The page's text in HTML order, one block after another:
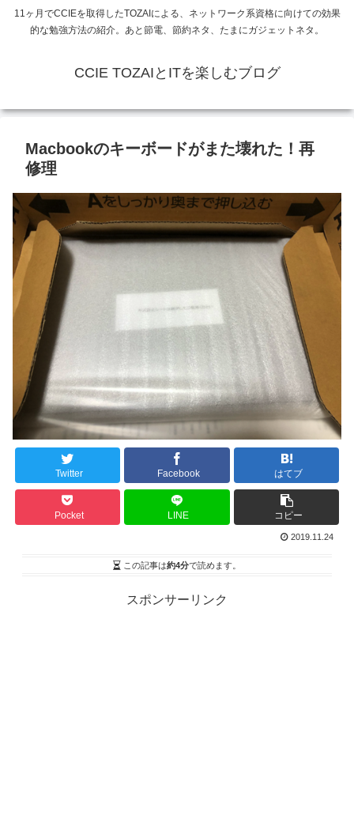
11ヶ月でCCIEを取得したTOZAIによる、ネットワーク系資格に向けての効果
的な勉強方法の紹介。あと節電、節約ネタ、たまにガジェットネタ。
CCIE TOZAIとITを楽しむブログ
Macbookのキーボードがまた壊れた！再
修理
Twitter Facebook はてブ
Pocket LINE コピー
2019.11.24
この記事は約4分で読めます。
スポンサーリンク